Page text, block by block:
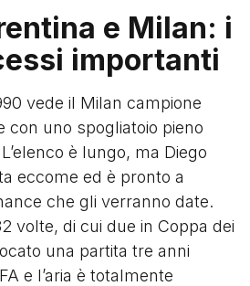
e Milan: i
importanti
vede il Milan campione
con uno spogliatoio pieno
è lungo, ma Diego
eccome ed è pronto a
che gli verranno date.
volte, di cui due in Coppa dei
una partita tre anni
e l’aria è totalmente